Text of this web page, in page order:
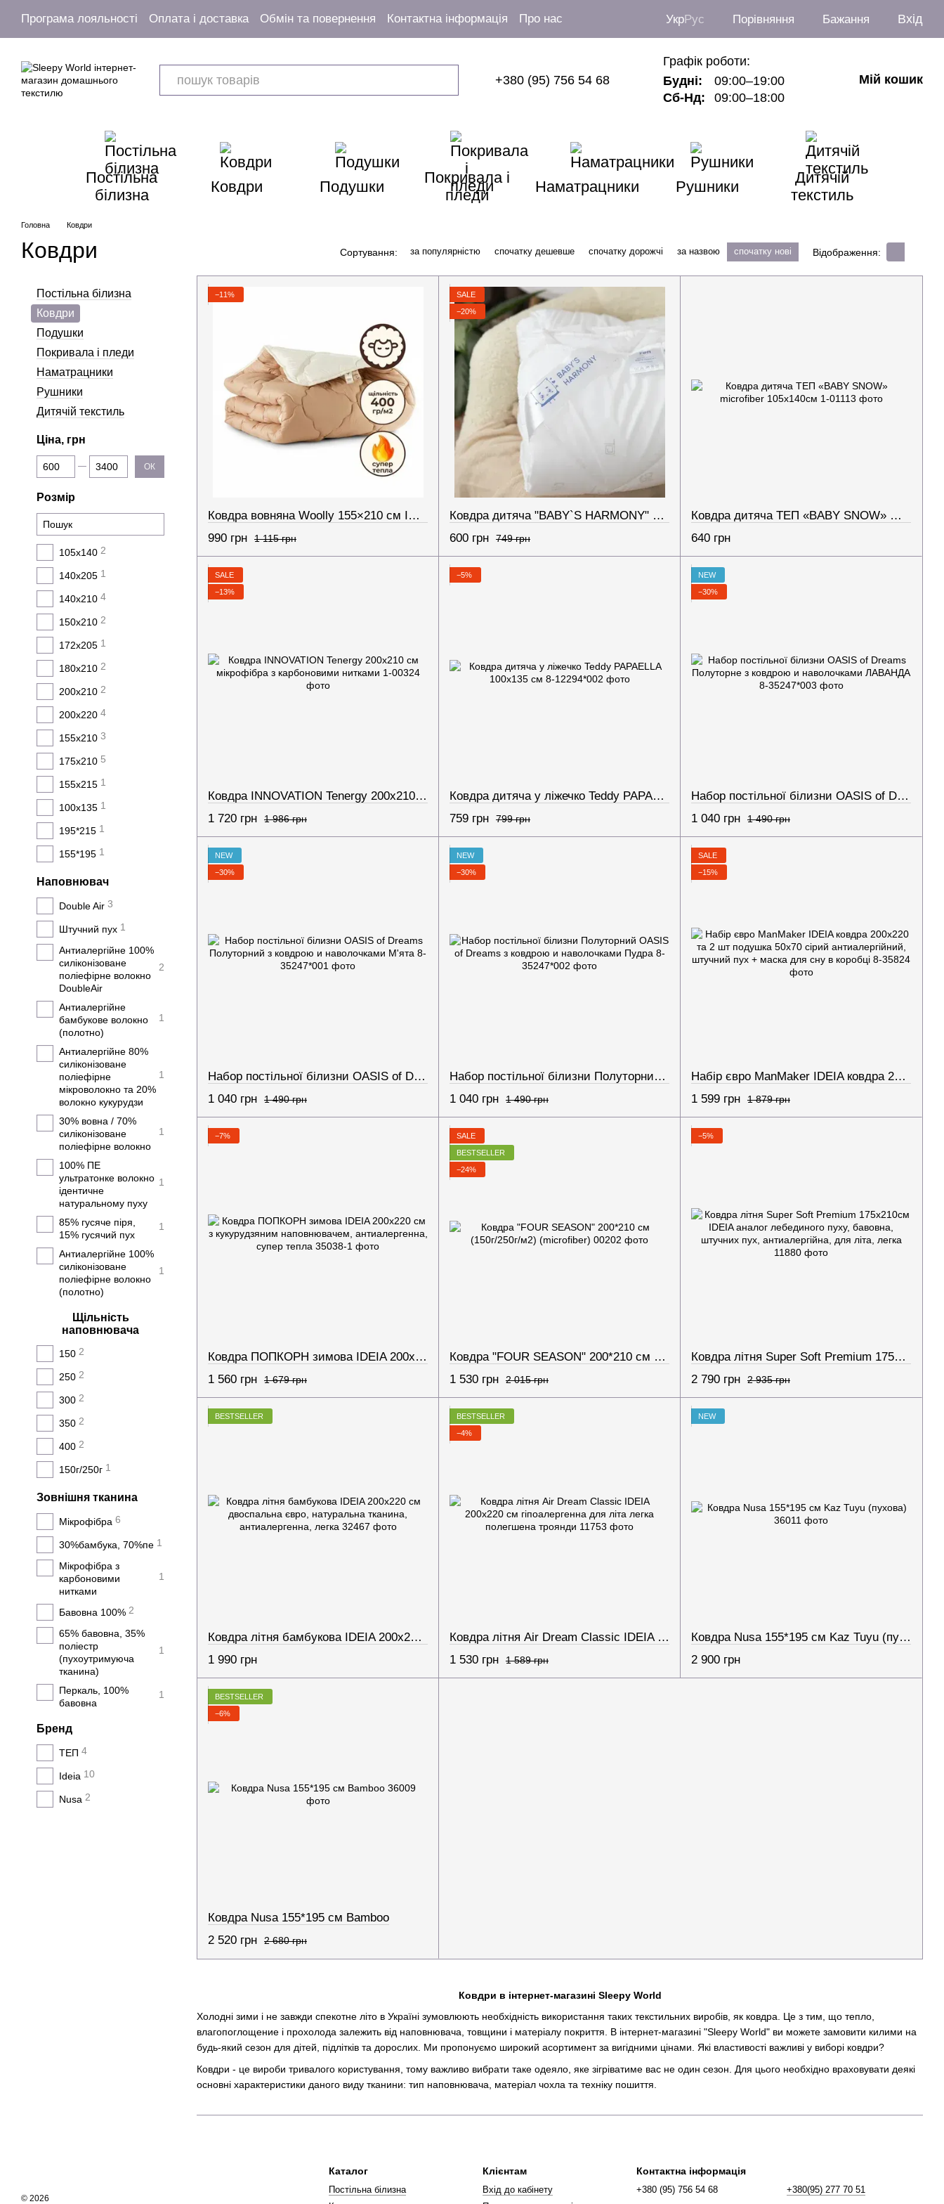
Програма лояльності Оплата і доставка Обмін та повернення Контактна інформація
Про нас
Угода користувача
УкрРус Порівняння Бажання Вхід
+380 (95) 756 54 68
Графік роботи:
Будні:
09:00–19:00
Сб-Нд:
09:00–18:00
Мій кошик
Постільна
білизна
Ковдри Подушки
Покривала і
пледи
Наматрацники Рушники
Дитячій
текстиль
Головна Ковдри
Ковдри Сортування: за популярністю спочатку дешевше спочатку дорожчі за назвою спочатку нові Відображення:
Ковдри в інтернет-магазині Sleepy World
Холодні зими і не завжди спекотне літо в Україні зумовлюють необхідність використання таких текстильних виробів, як ковдра. Це з тим, що тепло,
влагопоглощение і прохолода залежить від наповнювача, товщини і матеріалу покриття. В інтернет-магазині "Sleepy World" ви можете замовити килими на
будь-який сезон для дітей, підлітків та дорослих. Ми пропонуємо широкий асортимент за вигідними цінами. Які властивості важливі у виборі ковдри?
Ковдри - це вироби тривалого користування, тому важливо вибрати таке одеяло, яке зігріватиме вас не один сезон. Для цього необхідно враховувати деякі
основні характеристики даного виду тканини: тип наповнювача, матеріал чохла та техніку пошиття.
-Пух - з нього створюють легкі літні та теплі килими, але слід пам'ятати, що пухові вироби не можна прати, доцільно довірити цей процес професіоналам;
−11%
Ковдра вовняна Woolly 155×210 см IDEIA 400 г/м2 зимова, тепла, натуральна, овеча вовна
1 115 грн
990 грн
SALE
−20%
Ковдра дитяча "BABY`S HARMONY" 105х140 см (250г/м2)
749 грн
600 грн
Ковдра дитяча ТЕП «BABY SNOW» microfiber 105х140см
640 грн
SALE
−13%
Ковдра INNOVATION Tenergy 200х210 см мікрофібра з карбоновими нитками
1 986 грн
1 720 грн
−5%
Ковдра дитяча у ліжечко Teddy PAPAELLA 100х135 см
799 грн
759 грн
NEW
−30%
Набор постільної білизни OASIS of Dreams Полуторне з ковдрою и наволочками ЛАВАНДА
1 490 грн
1 040 грн
NEW
−30%
Набор постільної білизни OASIS of Dreams Полуторний з ковдрою и наволочками М'ята
1 490 грн
1 040 грн
NEW
−30%
Набор постільної білизни Полуторний OASIS of Dreams з ковдрою и наволочками Пудра
1 490 грн
1 040 грн
SALE
−15%
Набір євро ManMaker IDEIA ковдра 200х220 та 2 шт подушка 50х70 сірий антиалергійний, штучний пух + маска для сну в коробці
1 879 грн
1 599 грн
−7%
Ковдра ПОПКОРН зимова IDEIA 200х220 см з кукурудзяним наповнювачем, антиалергенна, супер тепла
1 679 грн
1 560 грн
SALE
BESTSELLER
−24%
Ковдра "FOUR SEASON" 200*210 см (150г/250г/м2) (microfiber)
2 015 грн
1 530 грн
−5%
Ковдра літня Super Soft Premium 175х210см IDEIA аналог лебединого пуху, бавовна, штучних пух, антиалергійна, для літа, легка
2 935 грн
2 790 грн
BESTSELLER
Ковдра літня бамбукова IDEIA 200х220 см двоспальна євро, натуральна тканина, антиалергенна, легка
1 990 грн
BESTSELLER
−4%
Ковдра літня Air Dream Classic IDEIA 200х220 см гіпоалергенна для літа легка полегшена троянди
1 589 грн
1 530 грн
NEW
Ковдра Nusa 155*195 см Kaz Tuyu (пухова)
2 900 грн
BESTSELLER
−6%
Ковдра Nusa 155*195 см Bamboo
2 680 грн
2 520 грн
Постільна білизна
Ковдри
Подушки
Покривала і пледи
Наматрацники
Рушники
Дитячій текстиль
Ціна, грн
От Ціна, грн
До Ціна, грн ОК
Розмір
105х140 2
140х205 1
140х210 4
150х210 2
172х205 1
180х210 2
200х210 2
200х220 4
155х210 3
175х210 5
155х215 1
100х135 1
195*215 1
155*195 1
Наповнювач
Double Air 3
Штучний пух 1
Антиалергійне 100%
силіконізоване
поліефірне волокно
DoubleAir
2
Антиалергійне
бамбукове волокно
(полотно)
1
Антиалергійне 80%
силіконізоване
поліефірне
мікроволокно та 20%
волокно кукурудзи
1
30% вовна / 70%
силіконізоване
поліефірне волокно
1
100% ПЕ
ультратонке волокно
ідентичне
натуральному пуху
1
85% гусяче піря,
15% гусячий пух
1
Антиалергійне 100%
силіконізоване
поліефірне волокно
(полотно)
1
Щільність
наповнювача
150 2
250 2
300 2
350 2
400 2
150г/250г 1
Зовнішня тканина
Мікрофібра 6
30%бамбука, 70%пе 1
Мікрофібра з
карбоновими
нитками
1
Бавовна 100% 2
65% бавовна, 35%
поліестр
(пухоутримуюча
тканина)
1
Перкаль, 100%
бавовна
1
Бренд
ТЕП 4
Ideia 10
Nusa 2
© 2026
Каталог
Постільна білизна
Клієнтам
Вхід до кабінету
Контактна інформація
+380 (95) 756 54 68
+380(95) 277 70 51